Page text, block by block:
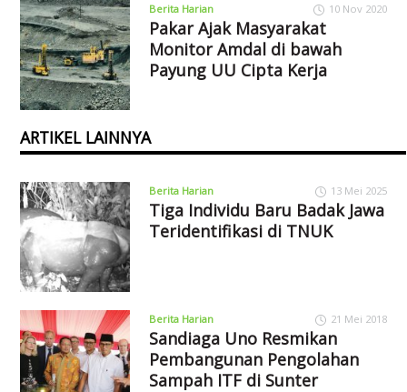
Berita Harian 10 Nov 2020
Pakar Ajak Masyarakat
Monitor Amdal di bawah
Payung UU Cipta Kerja
ARTIKEL LAINNYA
Berita Harian 13 Mei 2025
Tiga Individu Baru Badak Jawa
Teridentifikasi di TNUK
Berita Harian 21 Mei 2018
Sandiaga Uno Resmikan
Pembangunan Pengolahan
Sampah ITF di Sunter